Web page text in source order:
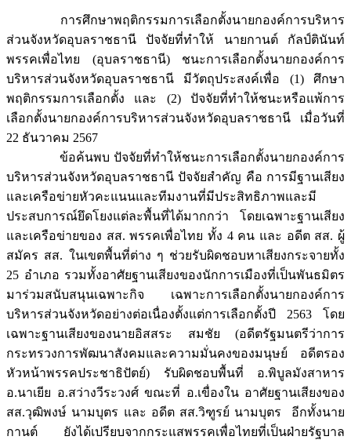
การศึกษาพฤติกรรมการเลือกตั้งนายกองค์การบริหาร
ส่วนจังหวัดอุบลราชธานี ปัจจัยที่ทำให้ นายกานต์ กัลป์ตินันท์
พรรคเพื่อไทย (อุบลราชธานี) ชนะการเลือกตั้งนายกองค์การ
บริหารส่วนจังหวัดอุบลราชธานี มีวัตถุประสงค์เพื่อ (1) ศึกษา
พฤติกรรมการเลือกตั้ง และ (2) ปัจจัยที่ทำให้ชนะหรือแพ้การ
เลือกตั้งนายกองค์การบริหารส่วนจังหวัดอุบลราชธานี เมื่อวันที่
22 ธันวาคม 2567
ข้อค้นพบ ปัจจัยที่ทำให้ชนะการเลือกตั้งนายกองค์การ
บริหารส่วนจังหวัดอุบลราชธานี ปัจจัยสำคัญ คือ การมีฐานเสียง
และเครือข่ายหัวคะแนนและทีมงานที่มีประสิทธิภาพและมี
ประสบการณ์ยึดโยงแต่ละพื้นที่ได้มากกว่า โดยเฉพาะฐานเสียง
และเครือข่ายของ สส. พรรคเพื่อไทย ทั้ง 4 คน และ อดีต สส. ผู้
สมัคร สส. ในเขตพื้นที่ต่าง ๆ ช่วยรับผิดชอบหาเสียงกระจายทั้ง
25 อำเภอ รวมทั้งอาศัยฐานเสียงของนักการเมืองที่เป็นพันธมิตร
มาร่วมสนับสนุนเฉพาะกิจ เฉพาะการเลือกตั้งนายกองค์การ
บริหารส่วนจังหวัดอย่างต่อเนื่องตั้งแต่การเลือกตั้งปี 2563 โดย
เฉพาะฐานเสียงของนายอิสสระ สมชัย (อดีตรัฐมนตรีว่าการ
กระทรวงการพัฒนาสังคมและความมั่นคงของมนุษย์ อดีตรอง
หัวหน้าพรรคประชาธิปัตย์) รับผิดชอบพื้นที่ อ.พิบูลมังสาหาร
อ.นาเยีย อ.สว่างวีระวงศ์ ขณะที่ อ.เขื่องใน อาศัยฐานเสียงของ
สส.วุฒิพงษ์ นามบุตร และ อดีต สส.วิฑูรย์ นามบุตร อีกทั้งนาย
กานต์ ยังได้เปรียบจากกระแสพรรคเพื่อไทยที่เป็นฝ่ายรัฐบาล